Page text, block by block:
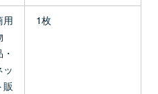
用
ッ
販
1枚